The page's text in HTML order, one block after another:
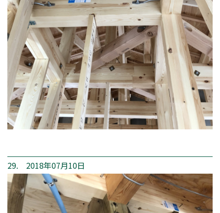
29. 2018年07月10日